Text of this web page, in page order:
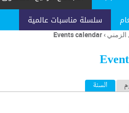
سلسلة مناسبات عالمية
الزمني ›
Events calendar
السنة (علامة التبويب النشطة)